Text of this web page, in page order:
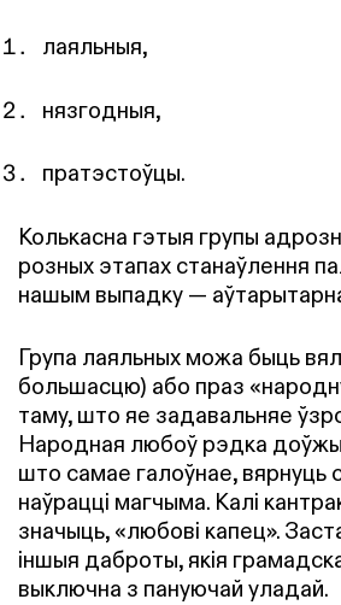
лаяльныя,
нязгодныя,
пратэстоўцы.
Колькасна гэтыя групы
розных этапах станаўлення
нашым выпадку —
Група лаяльных можа быць
большасцю) або праз
таму, што яе задавальняе
Народная любоў рэдка
што самае галоўнае, вярнуць
наўрацці магчыма. Калі
значыць, «любові капец».
іншыя даброты, якія
выключна з пануючай уладай.